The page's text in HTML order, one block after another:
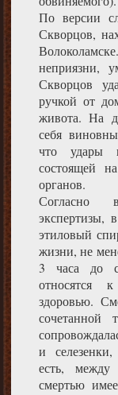
По версии
Скворцов,
неприязни,
Скворцов
ручкой от
живота. На
себя
что удары
состоящей
органов.
Согласно
экспертизы,
этиловый
жизни, не
3 часа до
относятся
здоровью.
сочетанной
и
есть,
смертью